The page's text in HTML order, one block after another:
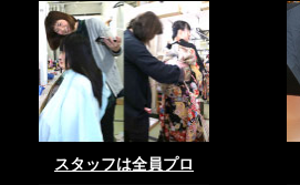
スタッフは全員プロ